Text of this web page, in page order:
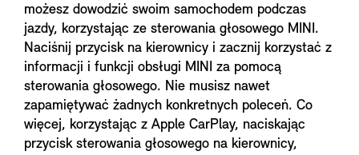
możesz dowodzić swoim samochodem podczas
jazdy, korzystając ze sterowania głosowego MINI.
Naciśnij przycisk na kierownicy i zacznij korzystać z
informacji i funkcji obsługi MINI za pomocą
sterowania głosowego. Nie musisz nawet
zapamiętywać żadnych konkretnych poleceń. Co
więcej, korzystając z Apple CarPlay, naciskając
przycisk sterowania głosowego na kierownicy,